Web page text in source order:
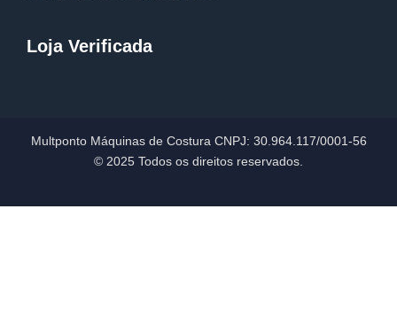
Loja Verificada
Multponto Máquinas de Costura CNPJ: 30.964.117/0001-56
© 2025 Todos os direitos reservados.